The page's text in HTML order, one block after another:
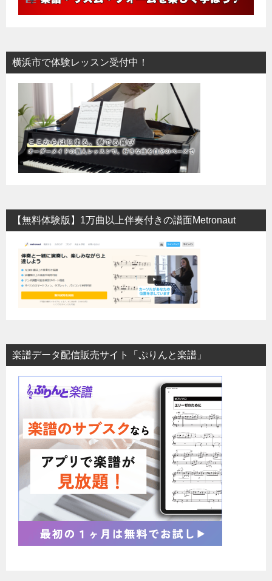
横浜市で体験レッスン受付中！
【無料体験版】1万曲以上伴奏付きの譜面Metronaut
楽譜データ配信販売サイト「ぷりんと楽譜」